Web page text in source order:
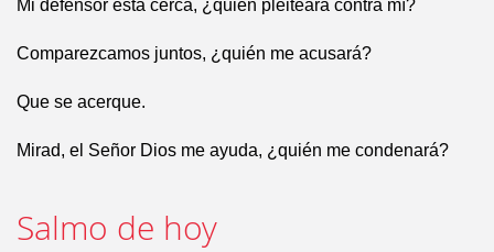
Mi defensor está cerca, ¿quién pleiteará contra mí?
Comparezcamos juntos, ¿quién me acusará?
Que se acerque.
Mirad, el Señor Dios me ayuda, ¿quién me condenará?
Salmo de hoy